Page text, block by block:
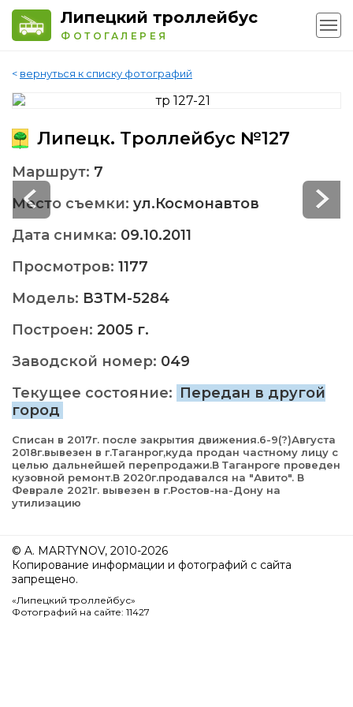
Липецкий троллейбус
ФОТОГАЛЕРЕЯ
< вернуться к списку фотографий
Липецк. Троллейбус №127
Маршрут: 7
Место съемки: ул.Космонавтов
Дата снимка: 09.10.2011
Просмотров: 1177
Модель: ВЗТМ-5284
Построен: 2005 г.
Заводской номер: 049
Текущее состояние: Передан в другой
город
Списан в 2017г. после закрытия движения.6-9(?)Августа
2018г.вывезен в г.Таганрог,куда продан частному лицу с
целью дальнейшей перепродажи.В Таганроге проведен
кузовной ремонт.В 2020г.продавался на "Авито". В
Феврале 2021г. вывезен в г.Ростов-на-Дону на
утилизацию
© A. MARTYNOV, 2010-2026
Копирование информации и фотографий с сайта
запрещено.
«Липецкий троллейбус»
Фотографий на сайте: 11427